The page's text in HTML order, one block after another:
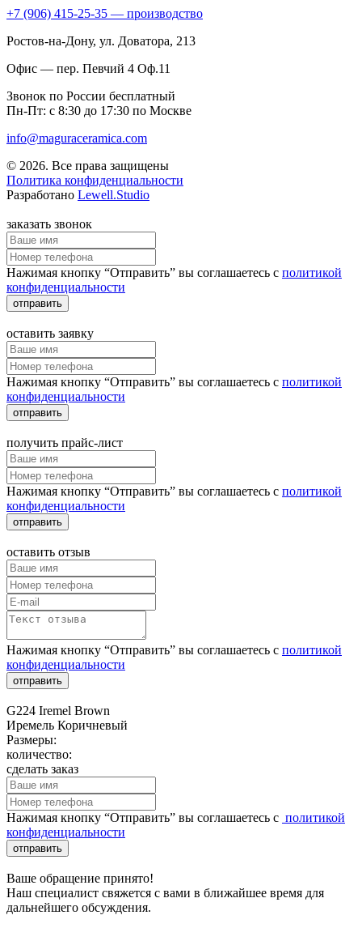
+7 (906) 415-25-35 — производство
Ростов-на-Дону, ул. Доватора, 213
Офис — пер. Певчий 4 Оф.11
Звонок по России бесплатный
Пн-Пт: с 8:30 до 17:30 по Москве
info@maguraceramica.com
© 2026. Все права защищены
Политика конфиденциальности
Разработано Lewell.Studio
заказать звонок
Нажимая кнопку “Отправить” вы соглашаетесь с политикой
конфиденциальности
отправить
оставить заявку
Нажимая кнопку “Отправить” вы соглашаетесь с политикой
конфиденциальности
отправить
получить прайс-лист
Нажимая кнопку “Отправить” вы соглашаетесь с политикой
конфиденциальности
отправить
оставить отзыв
Нажимая кнопку “Отправить” вы соглашаетесь с политикой
конфиденциальности
отправить
G224 Iremel Brown
Иремель Коричневый
Размеры:
количество:
сделать заказ
Нажимая кнопку “Отправить” вы соглашаетесь с политикой
конфиденциальности
отправить
Ваше обращение принято!
Наш специалист свяжется с вами в ближайшее время для
дальнейшего обсуждения.